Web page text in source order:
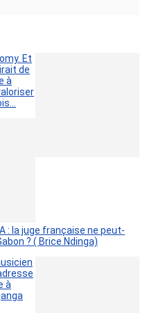
Et
de
à
: la juge française ne peut-
? ( Brice Ndinga)
à